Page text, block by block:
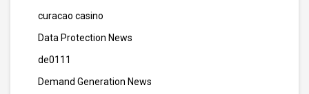
curacao casino
Data Protection News
de0111
Demand Generation News